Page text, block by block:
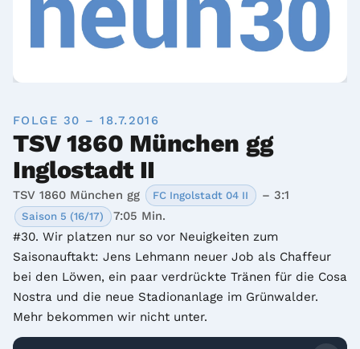
FOLGE 30 – 18.7.2016
TSV 1860 München gg
Inglostadt II
TSV 1860 München gg FC Ingolstadt 04 II – 3:1
Saison 5 (16/17)
7:05 Min.
#30. Wir platzen nur so vor Neuigkeiten zum
Saisonauftakt: Jens Lehmann neuer Job als Chaffeur
bei den Löwen, ein paar verdrückte Tränen für die Cosa
Nostra und die neue Stadionanlage im Grünwalder.
Mehr bekommen wir nicht unter.